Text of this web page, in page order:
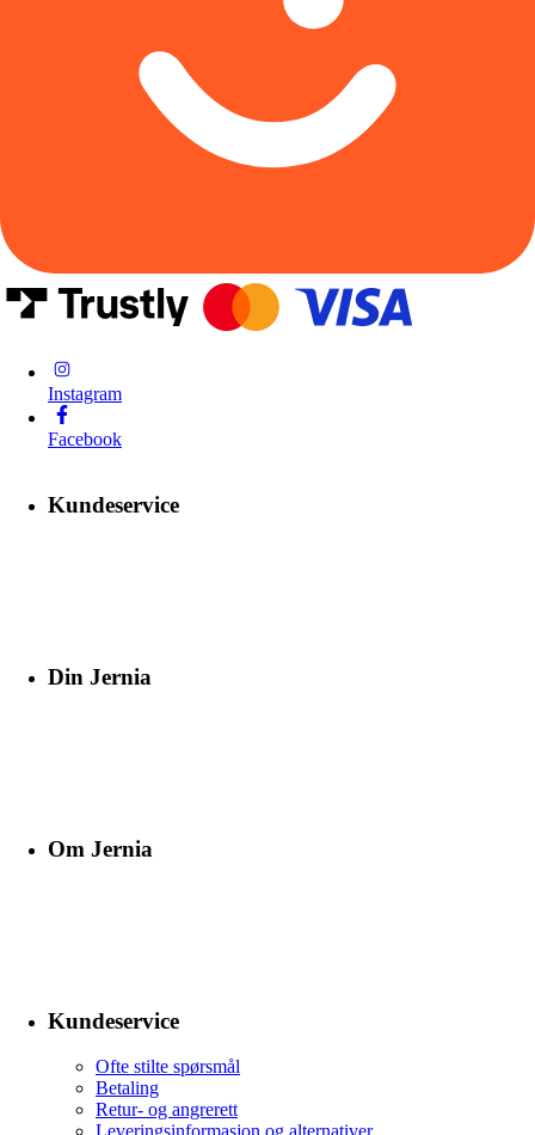
Instagram
Facebook
Kundeservice
Din Jernia
Om Jernia
Kundeservice
Ofte stilte spørsmål
Betaling
Retur- og angrerett